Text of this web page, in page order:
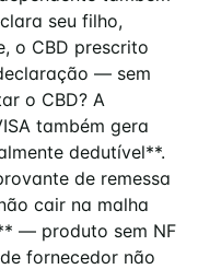
seu filho,
o CBD prescrito
— sem
o CBD? A
também gera
dedutível**.
de remessa
cair na malha
— produto sem NF
fornecedor não